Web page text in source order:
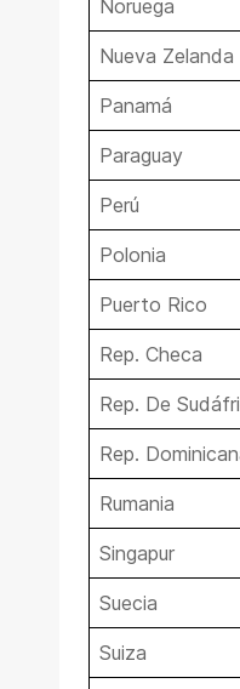
Noruega
Nueva Zelanda
Panamá
Paraguay
Perú
Polonia
Puerto Rico
Rep. Checa
Rep. De
Rep.
Rumania
Singapur
Suecia
Suiza